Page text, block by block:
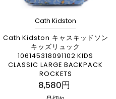
Cath Kidston
Cath Kidston キャスキッドソン
キッズリュック
106145318091102 KIDS
CLASSIC LARGE BACKPACK
ROCKETS
8,580円